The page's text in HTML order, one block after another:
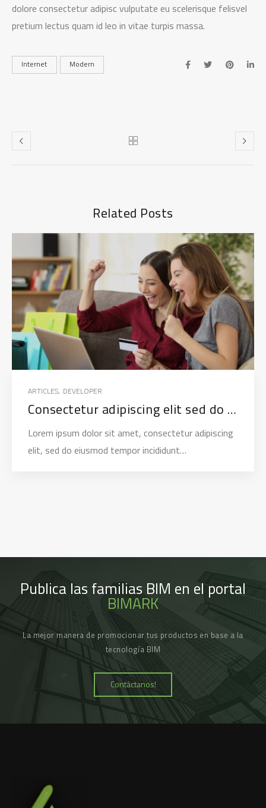
dolore consectetur adipisc vulputate eu scelerisque felisvel
pretium lectus quam id leo in vitae turpis massa.
Internet Modern
Related Posts
ARTICLES, DEVELOPER
Consectetur adipiscing elit sed do eiusmod
Lorem ipsum dolor sit amet, consectetur adipiscing
elit, sed do eiusmod tempor incididunt…
Publica las familias BIM en el portal
BIMARK
La mejor manera de promocionar tus productos en base a la
tecnología BIM
Contáctanos!